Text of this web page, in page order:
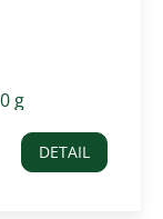
g
DETAIL